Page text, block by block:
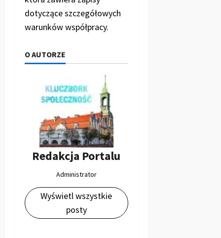
dotyczące szczegółowych
warunków współpracy.
O AUTORZE
Redakcja Portalu
Administrator
Wyświetl wszystkie
posty